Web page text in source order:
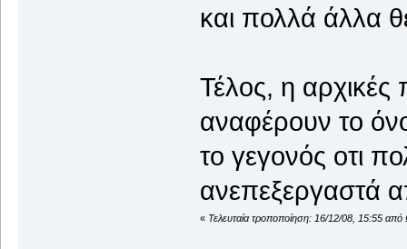
και πολλά άλλα
Τέλος, η
αναφέρουν το
το γεγονός οτι
ανεπεξεργαστά
« Τελευταία τροποποίηση: 16/12/08, 15:55 από